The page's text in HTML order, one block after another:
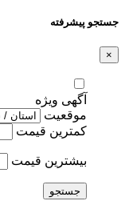
جستجو پیشرفته
×
آگهی ویژه
موقعیت
کمترین قیمت
بیشترین قیمت
جستجو